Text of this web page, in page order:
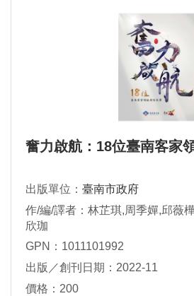
奮力啟航：18位臺南客家
出版單位： 臺南市政府
作/編/譯者：林芷琪,周季嬋,邱薇
欣珈
GPN：1011101992
出版／創刊日期：2022-11
價格：200